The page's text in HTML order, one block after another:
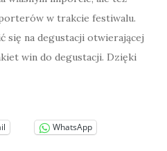
w trakcie festiwalu.
się na degustacji otwierającej
win do degustacji. Dzięki
WhatsApp